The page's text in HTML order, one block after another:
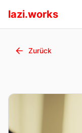
lazi.works
Zurück